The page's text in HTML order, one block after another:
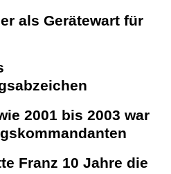
als Gerätewart für
2001 bis 2003 war
Franz 10 Jahre die